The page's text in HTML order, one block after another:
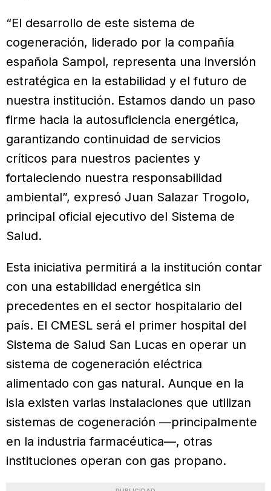
“El desarrollo de este sistema de
cogeneración, liderado por la compañía
española Sampol, representa una inversión
estratégica en la estabilidad y el futuro de
nuestra institución. Estamos dando un paso
firme hacia la autosuficiencia energética,
garantizando continuidad de servicios
críticos para nuestros pacientes y
fortaleciendo nuestra responsabilidad
ambiental”, expresó Juan Salazar Trogolo,
principal oficial ejecutivo del Sistema de
Salud.
Esta iniciativa permitirá a la institución contar
con una estabilidad energética sin
precedentes en el sector hospitalario del
país. El CMESL será el primer hospital del
Sistema de Salud San Lucas en operar un
sistema de cogeneración eléctrica
alimentado con gas natural. Aunque en la
isla existen varias instalaciones que utilizan
sistemas de cogeneración —principalmente
en la industria farmacéutica—, otras
instituciones operan con gas propano.